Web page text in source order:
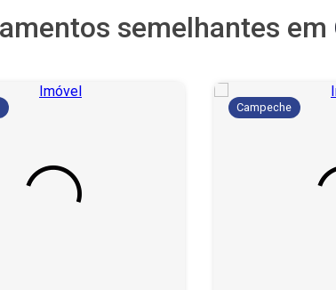
semelhantes em
Campeche